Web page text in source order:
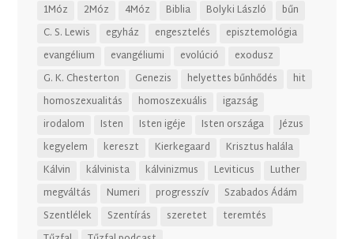
1Móz 2Móz 4Móz Biblia Bolyki László
bűn
C. S. Lewis
egyház engesztelés
episztemológia
evangélium
evangéliumi evolúció
exodusz
G. K. Chesterton
Genezis helyettes bűnhődés
hit
homoszexualitás
homoszexuális
igazság
irodalom
Isten Isten igéje Isten országa
Jézus
kegyelem
kereszt Kierkegaard
Krisztus halála
Kálvin
kálvinista kálvinizmus Leviticus
Luther
megváltás
Numeri progresszív
Szabados Ádám
Szentlélek
Szentírás szeretet
teremtés